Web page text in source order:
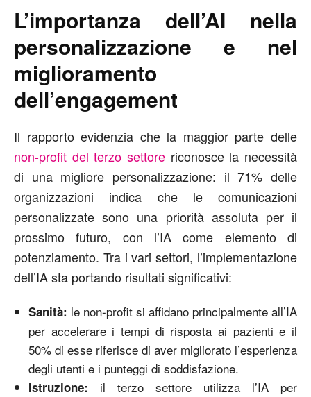
L’importanza dell’AI nella
personalizzazione e nel
miglioramento
dell’engagement
Il rapporto evidenzia che la maggior parte delle
non-profit del terzo settore riconosce la necessità
di una migliore personalizzazione: il 71% delle
organizzazioni indica che le comunicazioni
personalizzate sono una priorità assoluta per il
prossimo futuro, con l’IA come elemento di
potenziamento. Tra i vari settori, l’implementazione
dell’IA sta portando risultati significativi:
Sanità: le non-profit si affidano principalmente all’IA
per accelerare i tempi di risposta ai pazienti e il
50% di esse riferisce di aver migliorato l’esperienza
degli utenti e i punteggi di soddisfazione.
Istruzione: il terzo settore utilizza l’IA per